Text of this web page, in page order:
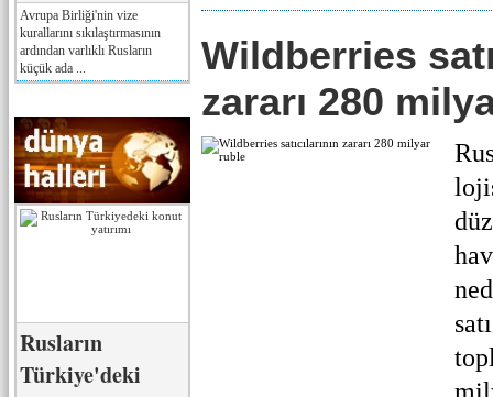
Avrupa Birliği'nin vize
kurallarını sıkılaştırmasının
ardından varlıklı Rusların
küçük ada ...
Rusların
Türkiye'deki
Wildberries
zararı 280